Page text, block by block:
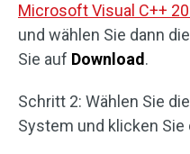
Microsoft Visual C++
und wählen Sie dann
Sie auf Download .
Schritt 2: Wählen Sie
System und klicken Sie